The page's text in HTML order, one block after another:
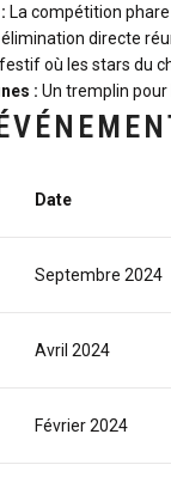
La compétition
directe
où les stars du
: Un tremplin
Date
Septembre 2024
Avril 2024
Février 2024